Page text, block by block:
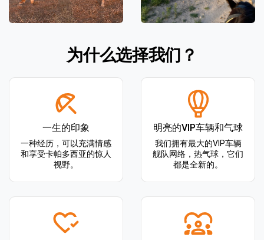
为什么选择我们？
一生的印象
一种经历，可以充满情感
和享受卡帕多西亚的惊人
视野。
明亮的VIP车辆和气球
我们拥有最大的VIP车辆
舰队网络，热气球，它们
都是全新的。